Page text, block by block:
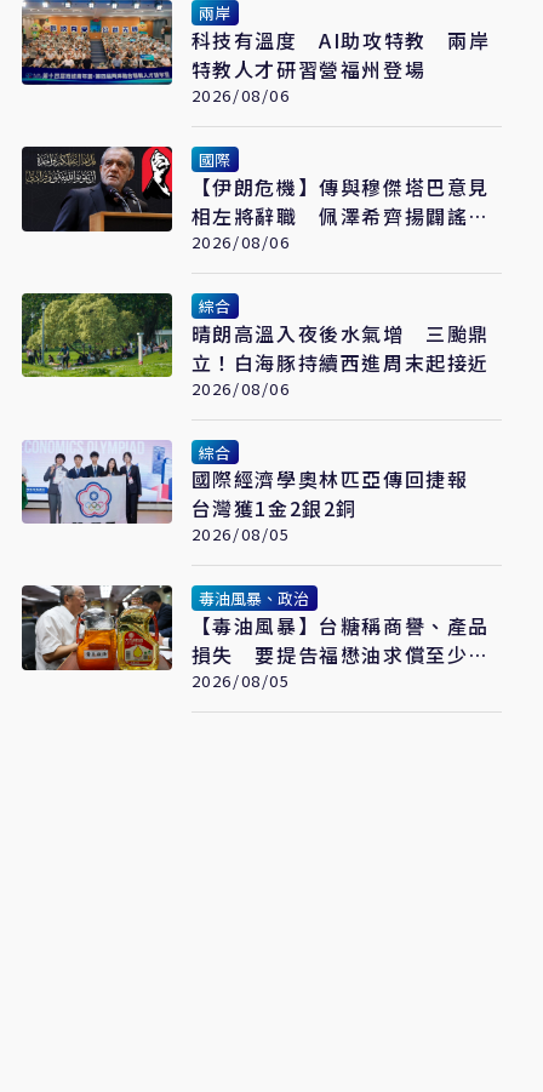
兩岸
科技有溫度 AI助攻特教 兩岸
特教人才研習營福州登場
2026/08/06
國際
【伊朗危機】傳與穆傑塔巴意見
相左將辭職 佩澤希齊揚闢謠堅
稱會繼續總統職務
2026/08/06
綜合
晴朗高溫入夜後水氣增 三颱鼎
立！白海豚持續西進周末起接近
2026/08/06
綜合
國際經濟學奧林匹亞傳回捷報
台灣獲1金2銀2銅
2026/08/05
毒油風暴、政治
【毒油風暴】台糖稱商譽、產品
損失 要提告福懋油求償至少
2.43億元
2026/08/05